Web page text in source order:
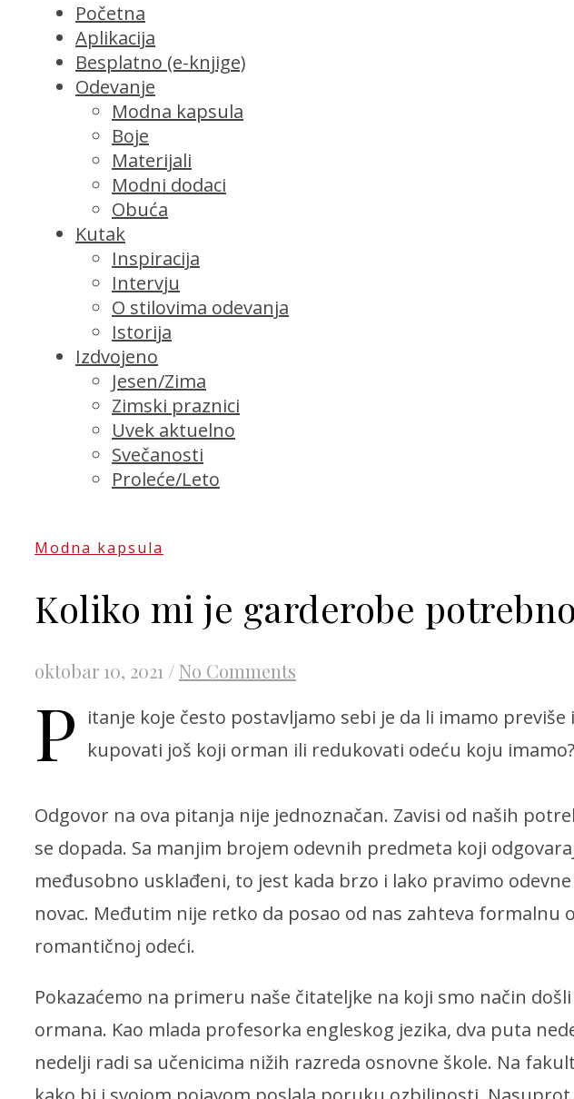
Početna
Aplikacija
Besplatno (e-knjige)
Odevanje
Modna kapsula
Boje
Materijali
Modni dodaci
Obuća
Kutak
Inspiracija
Intervju
O stilovima odevanja
Istorija
Izdvojeno
Jesen/Zima
Zimski praznici
Uvek aktuelno
Svečanosti
Proleće/Leto
Modna kapsula
Koliko mi je garderobe
oktobar 10, 2021 / No Comments
P itanje koje često postavljamo sebi je da li imamo
kupovati još koji orman ili redukovati odeću koju imamo?
Odgovor na ova pitanja nije jednoznačan. Zavisi od naših
se dopada. Sa manjim brojem odevnih predmeta koji
međusobno usklađeni, to jest kada brzo i lako pravimo
novac. Međutim nije retko da posao od nas zahteva formalnu
romantičnoj odeći.
Pokazaćemo na primeru naše čitateljke na koji smo način
ormana. Kao mlada profesorka engleskog jezika, dva puta
nedelji radi sa učenicima nižih razreda osnovne škole. Na